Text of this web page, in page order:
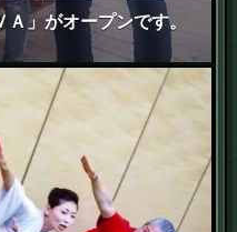
」がオープンです。